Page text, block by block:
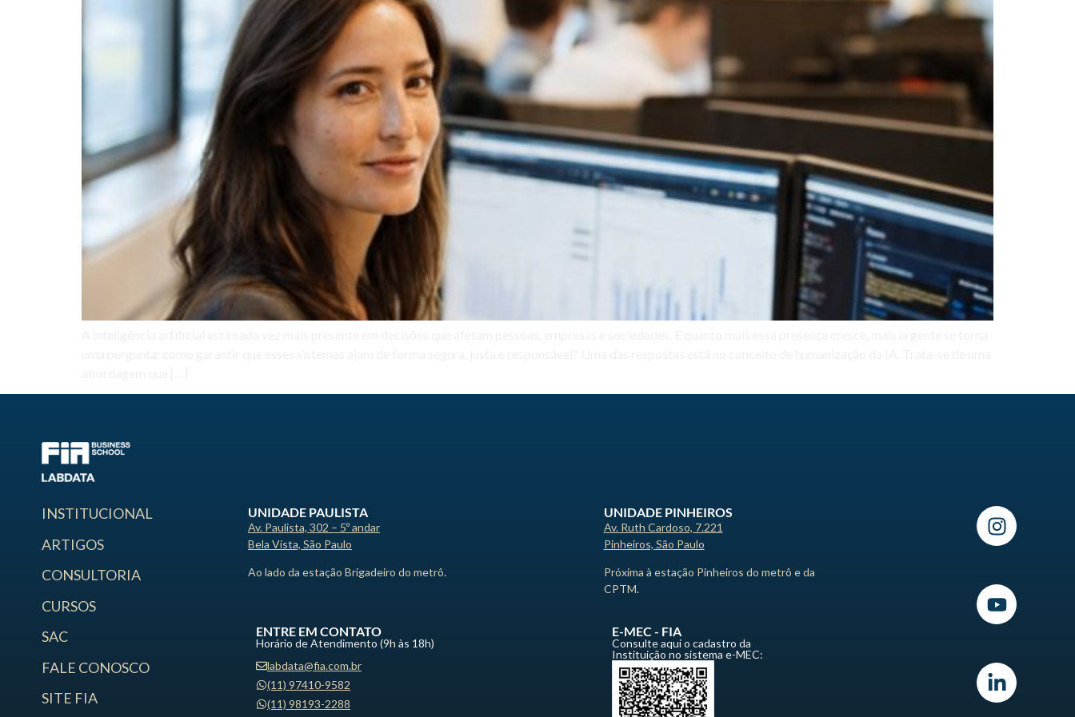
INSTITUCIONAL
ARTIGOS
CONSULTORIA
CURSOS
SAC
FALE CONOSCO
SITE FIA
UNIDADE PAULISTA
Av. Paulista, 302 – 5º andar
Bela Vista, São Paulo
Ao lado da estação Brigadeiro do metrô.
UNIDADE PINHEIROS
Av. Ruth Cardoso, 7.221
Pinheiros, São Paulo
Próxima à estação Pinheiros do metrô e da
CPTM.
ENTRE EM CONTATO
Horário de Atendimento (9h às 18h)
labdata@fia.com.br
(11) 97410-9582
(11) 98193-2288
E-MEC - FIA
Consulte aqui o cadastro da
Instituição no sistema e-MEC: